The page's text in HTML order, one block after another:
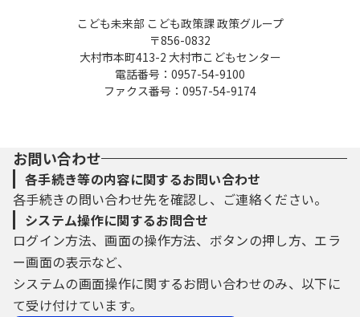
こども未来部 こども政策課 政策グループ
〒856-0832
大村市本町413-2 大村市こどもセンター
電話番号：0957-54-9100
ファクス番号：0957-54-9174
お問い合わせ
各手続き等の内容に関するお問い合わせ
各手続きの問い合わせ先を確認し、ご連絡ください。
システム操作に関するお問合せ
ログイン方法、画面の操作方法、ボタンの押し方、エラ
ー画面の表示など、
システムの画面操作に関するお問い合わせのみ、以下に
て受け付けています。